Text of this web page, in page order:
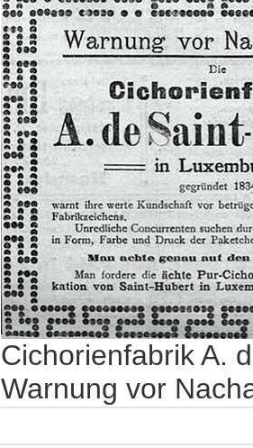
Cichorienfabrik A.
Warnung vor